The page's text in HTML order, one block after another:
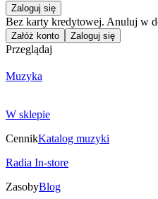
Zaloguj się
Bez karty kredytowej. Anuluj w
Załóż konto Zaloguj się
Przeglądaj
Muzyka
W sklepie
CennikKatalog muzyki
Radia In-store
ZasobyBlog